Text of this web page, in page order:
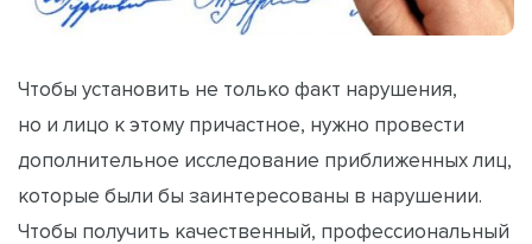
Чтобы установить не только факт нарушения,
но и лицо к этому причастное, нужно провести
дополнительное исследование приближенных лиц,
которые были бы заинтересованы в нарушении.
Чтобы получить качественный, профессиональный